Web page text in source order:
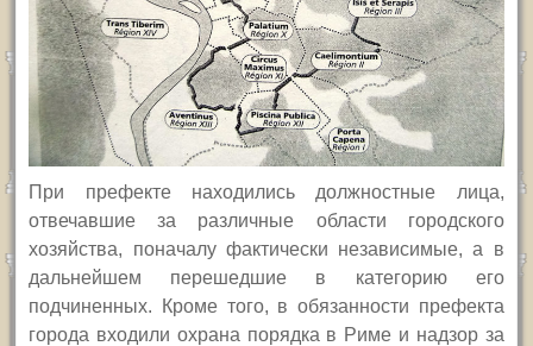
При префекте находились должностные лица,
отвечавшие за различные области городского
хозяйства, поначалу фактически независимые, а в
дальнейшем перешедшие в категорию его
подчиненных.
Кроме того, в обязанности префекта
города входили охрана порядка в Риме и надзор за